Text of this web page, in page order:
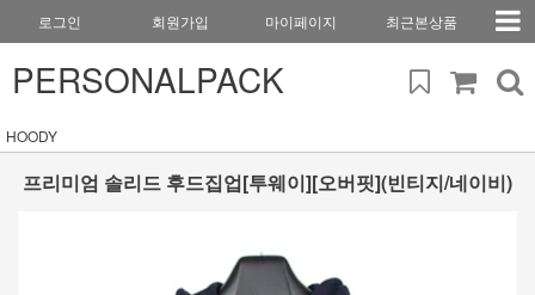
로그인 회원가입 마이페이지 최근본상품
PERSONALPACK
HOODY
프리미엄 솔리드 후드집업[투웨이][오버핏](빈티지/네이비)